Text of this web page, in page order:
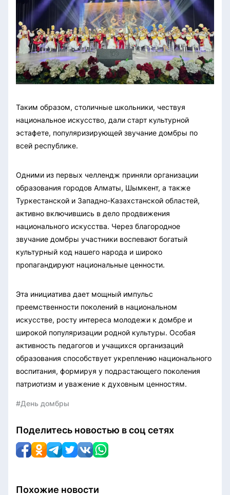
Таким образом, столичные школьники, чествуя
национальное искусство, дали старт культурной
эстафете, популяризирующей звучание домбры по
всей республике.
Одними из первых челлендж приняли организации
образования городов Алматы, Шымкент, а также
Туркестанской и Западно-Казахстанской областей,
активно включившись в дело продвижения
национального искусства. Через благородное
звучание домбры участники воспевают богатый
культурный код нашего народа и широко
пропагандируют национальные ценности.
Эта инициатива дает мощный импульс
преемственности поколений в национальном
искусстве, росту интереса молодежи к домбре и
широкой популяризации родной культуры. Особая
активность педагогов и учащихся организаций
образования способствует укреплению национального
воспитания, формируя у подрастающего поколения
патриотизм и уважение к духовным ценностям.
#День домбры
Поделитесь новостью в соц сетях
Похожие новости